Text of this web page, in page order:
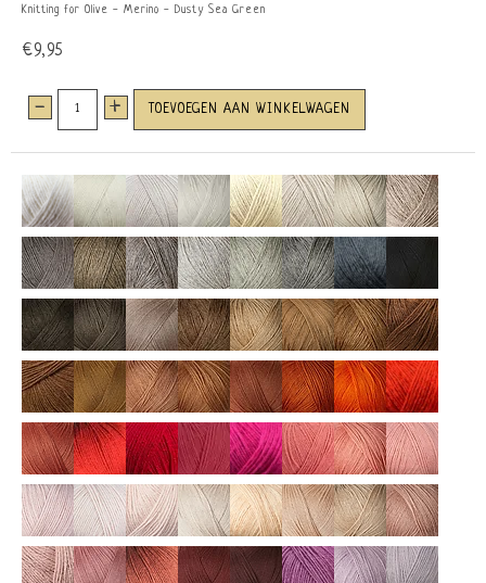
Knitting for Olive - Merino - Dusty Sea Green
€9,95
- + TOEVOEGEN AAN WINKELWAGEN